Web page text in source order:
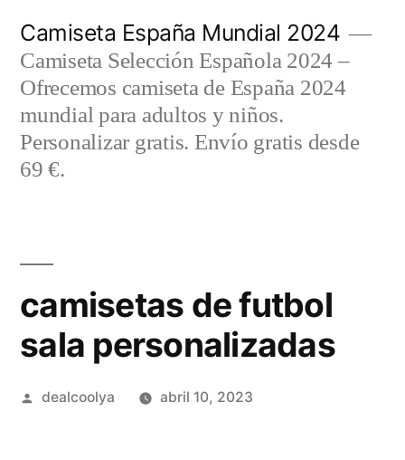
contenido
Camiseta España Mundial 2024
Camiseta Selección Española 2024 –
Ofrecemos camiseta de España 2024
mundial para adultos y niños.
Personalizar gratis. Envío gratis desde
69 €.
camisetas de futbol
sala personalizadas
Publicado
dealcoolya abril 10, 2023